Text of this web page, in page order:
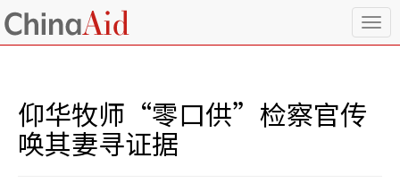
T
o
仰华牧师“零口供”检察官传
唤其妻寻证据